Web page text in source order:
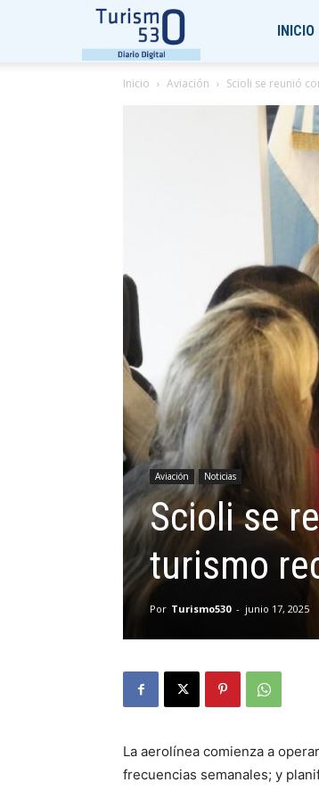
INICIO
Inicio Aviación Scioli se reunió
Aviación Noticias
Scioli se
turismo
Por Turismo530 - junio 17, 2025
La aerolínea comienza a
frecuencias semanales; y